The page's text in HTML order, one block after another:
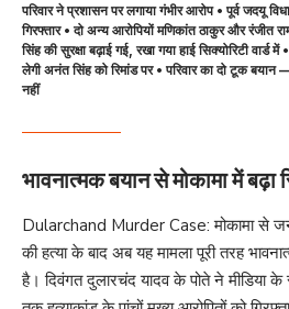
परिवार ने प्रशासन पर लगाया गंभीर आरोप • पूर्व जदयू
गिरफ्तार • दो अन्य आरोपियों मणिकांत ठाकुर और रंजीत
सिंह की सुरक्षा बढ़ाई गई, रखा गया हाई सिक्योरिटी वार्ड
लेगी अनंत सिंह को रिमांड पर • परिवार का दो टूक
नहीं
भावनात्मक बयान से मोकामा में बढ़ा
Dularchand Murder Case: मोकामा से
की हत्या के बाद अब यह मामला पूरी तरह
है। दिवंगत दुलारचंद यादव के पोते ने मीडिया